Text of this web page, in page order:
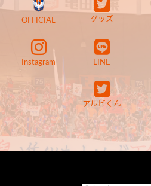
OFFICIAL グッズ
Instagram LINE
アルビくん